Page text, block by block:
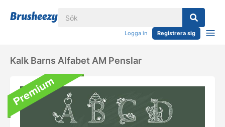
Logga in Registrera sig
Kalk Barns Alfabet AM Penslar